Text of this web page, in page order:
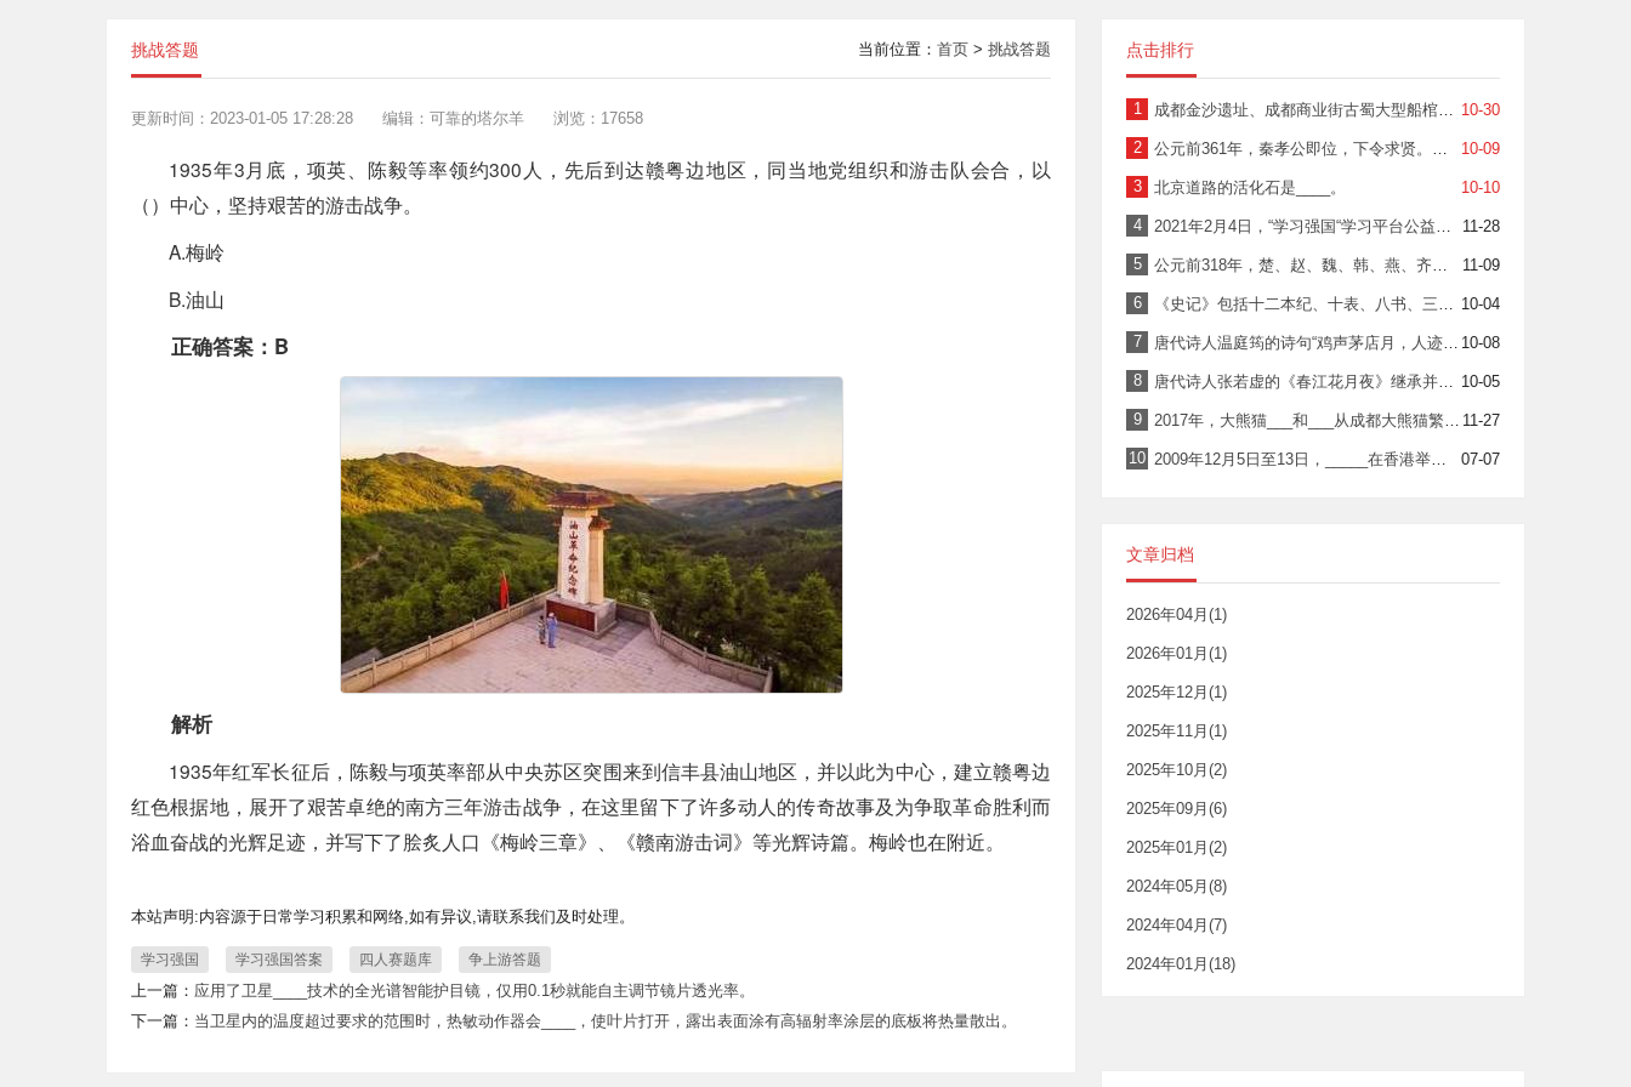
挑战答题 当前位置： 首页 > 挑战答题
更新时间：2023-01-05 17:28:28 编辑：可靠的塔尔羊 浏览：17658
1935年3月底，项英、陈毅等率领约300人，先后到达赣粤边地区，同当地党组织和游击队会合，以
（）中心，坚持艰苦的游击战争。
A.梅岭
B.油山
正确答案：B
解析
1935年红军长征后，陈毅与项英率部从中央苏区突围来到信丰县油山地区，并以此为中心，建立赣粤边
红色根据地，展开了艰苦卓绝的南方三年游击战争，在这里留下了许多动人的传奇故事及为争取革命胜利而
浴血奋战的光辉足迹，并写下了脍炙人口《梅岭三章》、《赣南游击词》等光辉诗篇。梅岭也在附近。
本站声明:内容源于日常学习积累和网络,如有异议,请联系我们及时处理。
学习强国 学习强国答案 四人赛题库 争上游答题
上一篇： 应用了卫星____技术的全光谱智能护目镜，仅用0.1秒就能自主调节镜片透光率。
下一篇： 当卫星内的温度超过要求的范围时，热敏动作器会____，使叶片打开，露出表面涂有高辐射率涂层的底板将热量散出。
点击排行
1 10-30
成都金沙遗址、成都商业街古蜀大型船棺独木棺葬遗址和___一道，被称为“继三星堆遗址之后古巴蜀文化的三颗璀璨明珠“。
2 10-09
公元前361年，秦孝公即位，下令求贤。卫国人____应募入秦，得孝公信任，变旧法创立新法。秦从此成为七国中第一强国。
3 10-10
北京道路的活化石是____。
4 11-28
2021年2月4日，“学习强国“学习平台公益认养了两只2020年10月25日在成都大熊猫繁育研究基地出生的大熊猫，并命名为___和___。
5 11-09
公元前318年，楚、赵、魏、韩、燕、齐六国第一次合纵出兵攻秦，推_____为纵长。秦出兵函谷关击破韩军，六国退走。
6 10-04
《史记》包括十二本纪、十表、八书、三十世家、七十列传，共130篇。其中，主要记载历代帝王世系及军国大事的体裁是____。
7 10-08
唐代诗人温庭筠的诗句“鸡声茅店月，人迹板桥霜”全部用____组成精工对仗，精妙绝伦。
8 10-05
唐代诗人张若虚的《春江花月夜》继承并提升了前代____的写作手法，创造了“言有尽而意无穷”的唯美境界。
9 11-27
2017年，大熊猫___和___从成都大熊猫繁育研究基地出发赴德国，参与为期15年的大熊猫科研保护国际合作。
10 07-07
2009年12月5日至13日，_____在香港举行，这是香港首次举办国际综合性体育大赛。
文章归档
2026年04月(1)
2026年01月(1)
2025年12月(1)
2025年11月(1)
2025年10月(2)
2025年09月(6)
2025年01月(2)
2024年05月(8)
2024年04月(7)
2024年01月(18)